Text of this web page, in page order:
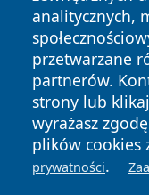
analitycznych,
przetwarzane
partnerów.
strony lub
wyrażasz
plików cookies
prywatności.
zastrzeżone.
News Autorzy